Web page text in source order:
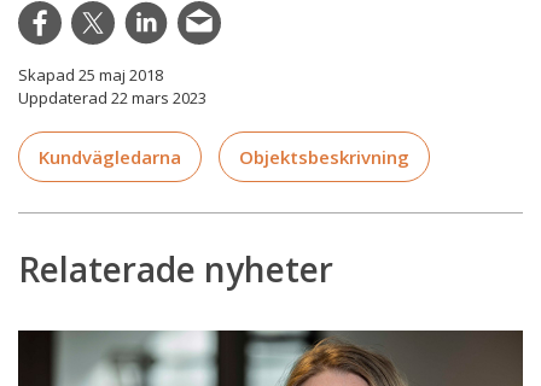
Skapad 25 maj 2018
Uppdaterad 22 mars 2023
Kundvägledarna Objektsbeskrivning
Relaterade nyheter
HFD